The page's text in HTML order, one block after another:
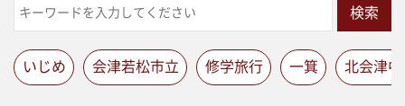
検索
いじめ 会津若松市立 修学旅行 一箕 北会津中